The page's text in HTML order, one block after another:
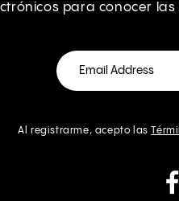
para conocer
Al registrarme, acepto las